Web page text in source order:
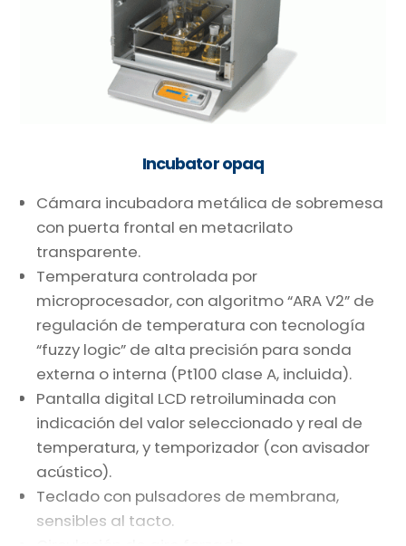
Incubator opaq
Cámara incubadora metálica de sobremesa
con puerta frontal en metacrilato
transparente.
Temperatura controlada por
microprocesador, con algoritmo “ARA V2” de
regulación de temperatura con tecnología
“fuzzy logic” de alta precisión para sonda
externa o interna (Pt100 clase A, incluida).
Pantalla digital LCD retroiluminada con
indicación del valor seleccionado y real de
temperatura, y temporizador (con avisador
acústico).
Teclado con pulsadores de membrana,
sensibles al tacto.